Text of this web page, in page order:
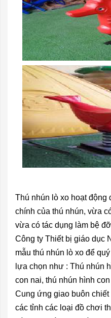
Thú nhún lò xo hoạt động
chính của thú nhún, vừa
vừa có tác dụng làm bệ
Công ty Thiết bị giáo dục
mẫu thú nhún lò xo để
lựa chọn như : Thú nhún
con nai, thú nhún hình con
Cung ứng giao buôn
các tỉnh các loại đồ chơi